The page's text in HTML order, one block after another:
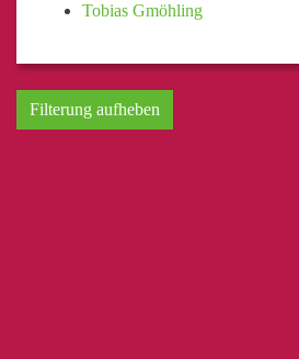
Tobias Gmöhling
Filterung aufheben